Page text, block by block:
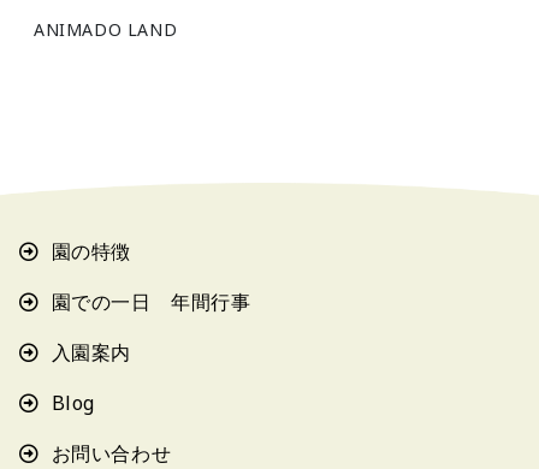
ANIMADO LAND
園の特徴
園での一日 年間行事
入園案内
Blog
お問い合わせ